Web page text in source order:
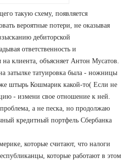
такую схему, появляется
вероятные потери, не оказывая
дебиторской
ответственность и
клиента, объясняет Антон Мусатов.
затылке татуировка была - ножницы
штырь Кошмарик какой-то( Если не
- измени свое отношение к ней.
а не песка, но продолжаю
кредитный портфель Сбербанка
которые считают, что налоги
которые работают в этом